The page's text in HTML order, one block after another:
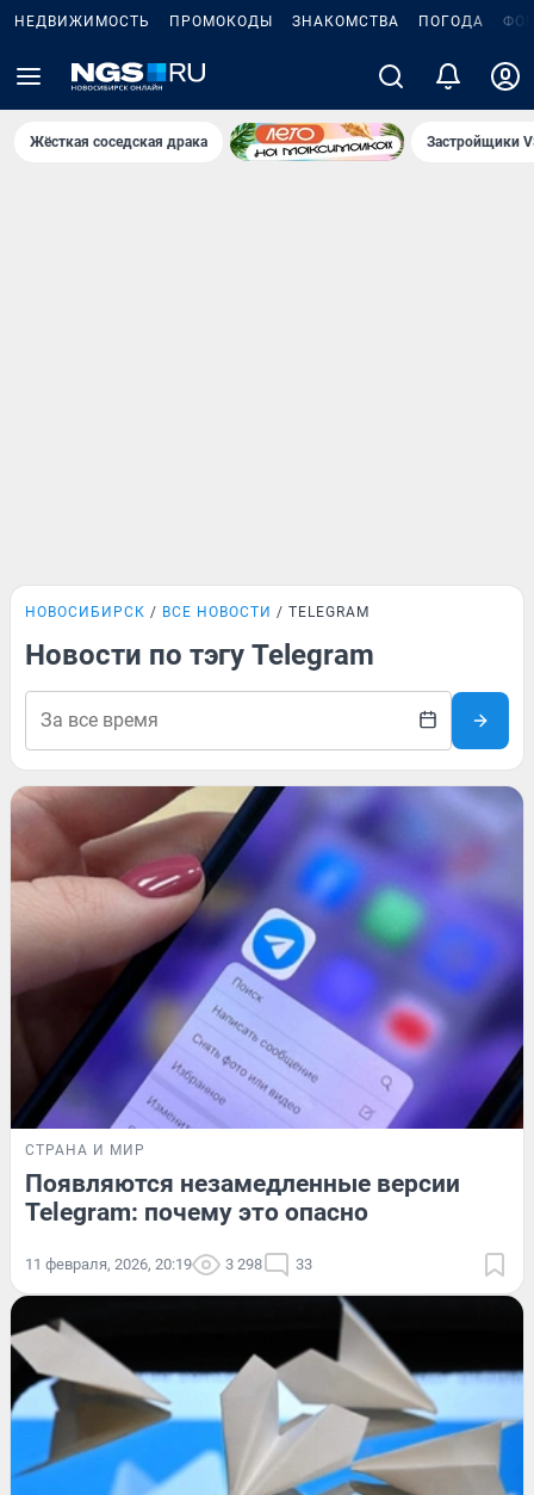
НЕДВИЖИМОСТЬ ПРОМОКОДЫ ЗНАКОМСТВА ПОГОДА
Жёсткая соседская драка Застройщики
НОВОСИБИРСК ВСЕ НОВОСТИ TELEGRAM
Новости по тэгу Telegram
СТРАНА И МИР
Появляются незамедленные версии
Telegram: почему это опасно
11 февраля, 2026, 20:19 3 298 33